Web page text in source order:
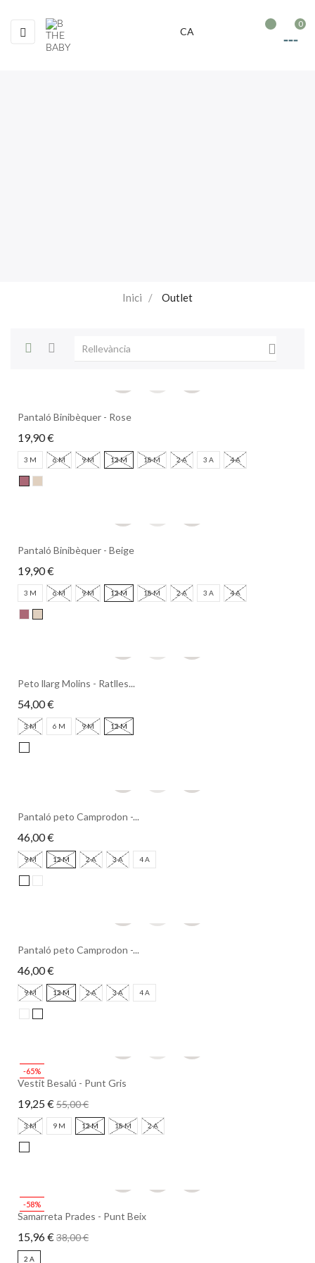
Toggle
navigation
☰ CA
0
Inici Outlet
Rellevància 
Pantaló Binibèquer - Rose
19,90 €
3 M 6 M 9 M 12 M 18 M 2 A 3 A 4 A
Pantaló Binibèquer - Beige
19,90 €
3 M 6 M 9 M 12 M 18 M 2 A 3 A 4 A
Peto llarg Molins - Ratlles...
54,00 €
3 M 6 M 9 M 12 M
Pantaló peto Camprodon -...
46,00 €
9 M 12 M 2 A 3 A 4 A
Pantaló peto Camprodon -...
46,00 €
9 M 12 M 2 A 3 A 4 A
-65%
Vestit Besalú - Punt Gris
19,25 €55,00 €
3 M 9 M 12 M 18 M 2 A
-58%
Samarreta Prades - Punt Beix
15,96 €38,00 €
2 A